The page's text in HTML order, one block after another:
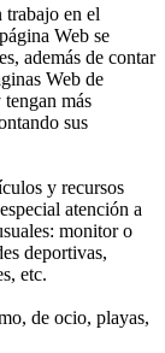
trabajo en el
Web se
además de contar
Web de
más
sus
y recursos
atención a
monitor o
deportivas,
etc.
de ocio, playas,